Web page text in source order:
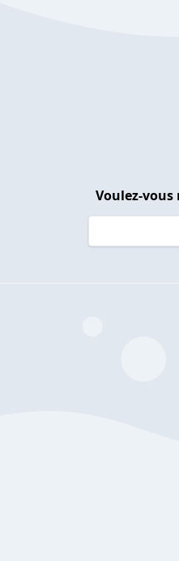
Voulez-